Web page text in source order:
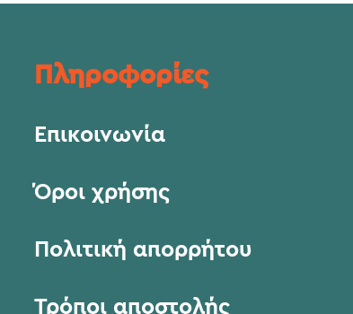
Πληροφορίες
Επικοινωνία
Όροι χρήσης
Πολιτική απορρήτου
Τρόποι αποστολής